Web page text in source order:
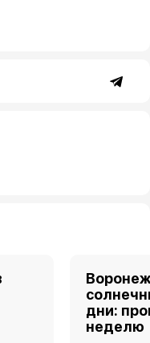
дни:
неделю